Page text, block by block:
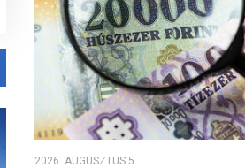
2026. AUGUSZTUS 5.